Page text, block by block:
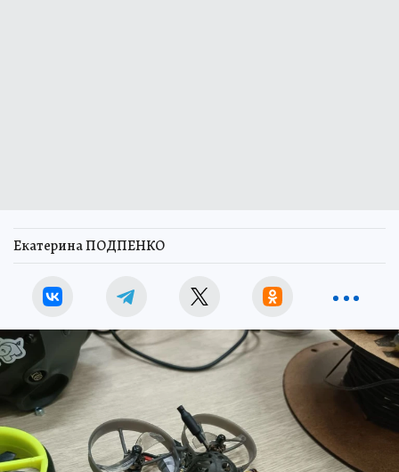
Екатерина ПОДПЕНКО